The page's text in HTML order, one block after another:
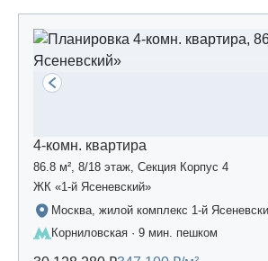
4-комн. квартира
86.8 м², 8/18 этаж, Секция Корпус 4
ЖК «1-й Ясеневский»
Москва, жилой комплекс 1-й
Корниловская · 9 мин. пешком